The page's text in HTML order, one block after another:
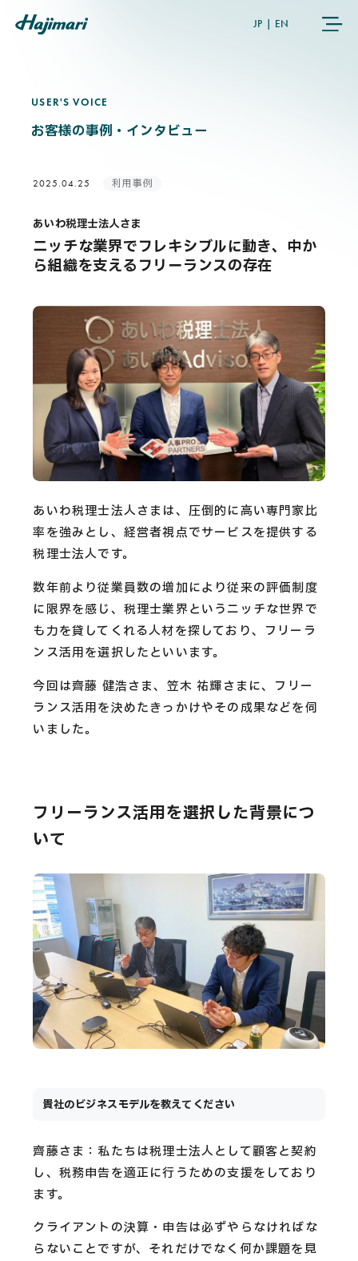
JP EN
COMPANY
NEWS
USER’S VOICE
MEMBERS
CAREERS
CONTACT
Privacy Policy
Security Action
USER'S VOICE
USER'S VOICE
お客様の事例・インタビュー
2025.04.25 利用事例
あいわ税理士法人さま
ニッチな業界でフレキシブルに動き、中か
ら組織を支えるフリーランスの存在
あいわ税理士法人さまは、圧倒的に高い専門家比
率を強みとし、経営者視点でサービスを提供する
税理士法人です。
数年前より従業員数の増加により従来の評価制度
に限界を感じ、税理士業界というニッチな世界で
も力を貸してくれる人材を探しており、フリーラ
ンス活用を選択したといいます。
今回は齊藤 健浩さま、笠木 祐輝さまに、フリー
ランス活用を決めたきっかけやその成果などを伺
いました。
フリーランス活用を選択した背景につ
いて
貴社のビジネスモデルを教えてください
齊藤さま：私たちは税理士法人として顧客と契約
し、税務申告を適正に行うための支援をしており
ます。
クライアントの決算・申告は必ずやらなければな
らないことですが、それだけでなく何か課題を見